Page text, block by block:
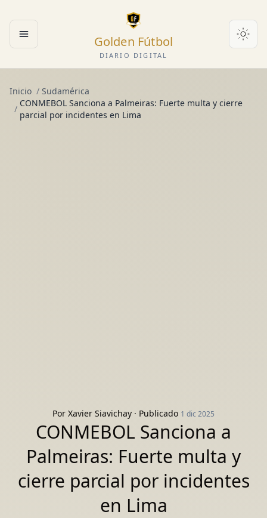
Abrir menú Golden Fútbol
DIARIO DIGITAL
Inicio / Sudamérica
/
CONMEBOL Sanciona a Palmeiras: Fuerte multa y cierre
parcial por incidentes en Lima
Por Xavier Siavichay · Publicado 1 dic 2025
CONMEBOL Sanciona a
Palmeiras: Fuerte multa y
cierre parcial por incidentes
en Lima